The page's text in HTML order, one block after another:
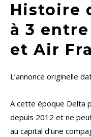
Histoire
à 3
et Air
L’annonce originelle
A cette époque Delta
depuis 2012 et ne
au capital d’une